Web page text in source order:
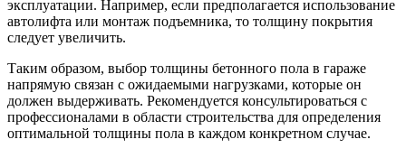
эксплуатации. Например, если предполагается использование
автолифта или монтаж подъемника, то толщину покрытия
следует увеличить.
Таким образом, выбор толщины бетонного пола в гараже
напрямую связан с ожидаемыми нагрузками, которые он
должен выдерживать. Рекомендуется консультироваться с
профессионалами в области строительства для определения
оптимальной толщины пола в каждом конкретном случае.